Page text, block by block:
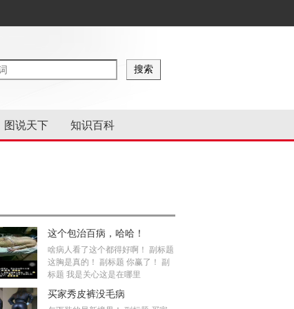
图说天下 知识百科
这个包治百病，哈哈！
啥病人看了这个都得好啊！ 副标题
这胸是真的！ 副标题 你赢了！ 副
标题 我是关心这是在哪里
买家秀皮裤没毛病